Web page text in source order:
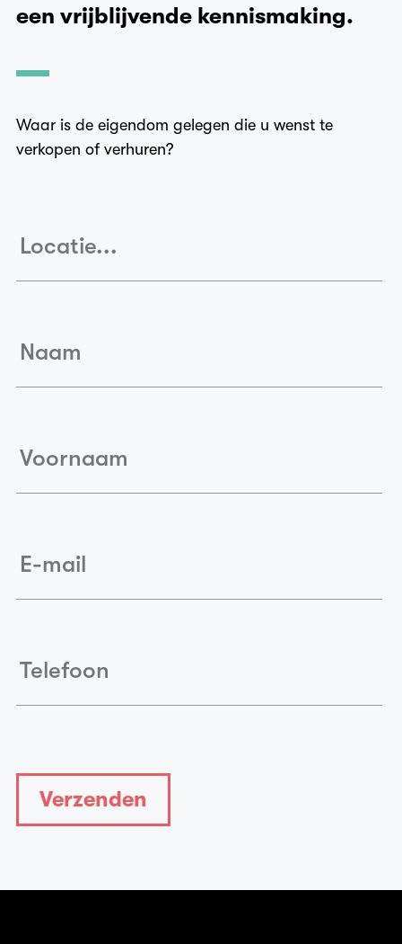
een vrijblijvende kennismaking.
Waar is de eigendom gelegen die u wenst te
verkopen of verhuren?